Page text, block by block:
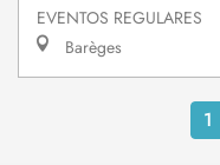
EVENTOS REGULARES
Barèges
1